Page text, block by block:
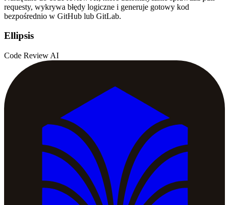
requesty, wykrywa błędy logiczne i generuje gotowy kod
bezpośrednio w GitHub lub GitLab.
Ellipsis
Code Review AI